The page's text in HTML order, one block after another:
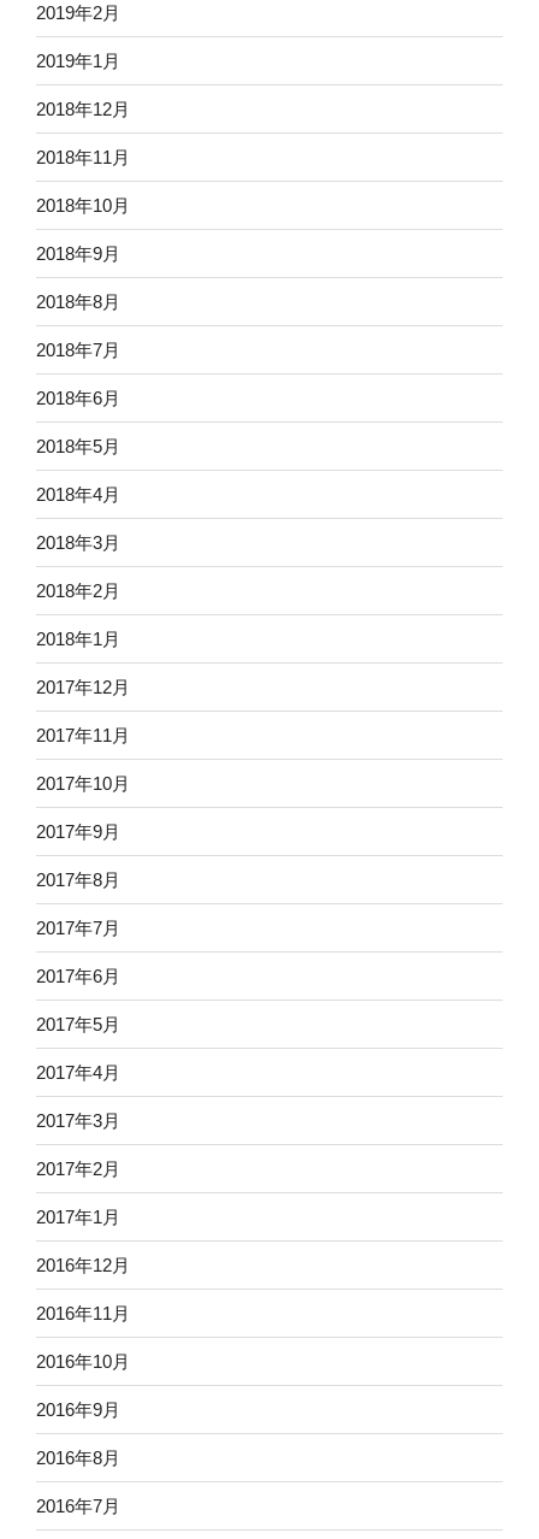
2019年2月
2019年1月
2018年12月
2018年11月
2018年10月
2018年9月
2018年8月
2018年7月
2018年6月
2018年5月
2018年4月
2018年3月
2018年2月
2018年1月
2017年12月
2017年11月
2017年10月
2017年9月
2017年8月
2017年7月
2017年6月
2017年5月
2017年4月
2017年3月
2017年2月
2017年1月
2016年12月
2016年11月
2016年10月
2016年9月
2016年8月
2016年7月